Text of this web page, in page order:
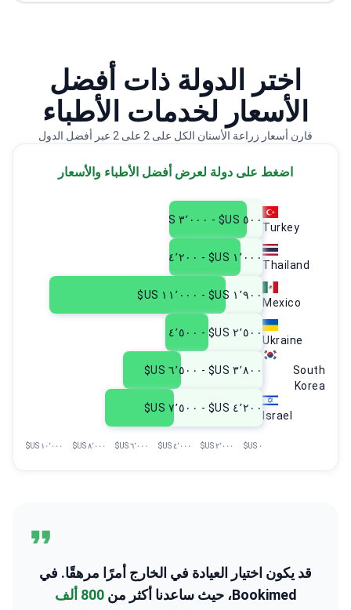
اختر الدولة ذات أفضل
الأسعار لخدمات الأطباء
قارن أسعار زراعة الأسنان الكل على 2 على 2 عبر أفضل الدول
اضغط على دولة لعرض أفضل الأطباء والأسعار
Thailand
South
قد يكون اختيار العيادة في الخارج أمرًا مرهقًا. في
Bookimed، حيث ساعدنا أكثر من
800 ألف
مريض ، نحن نتفهم مخاوفك. نعرف كيفية العثور